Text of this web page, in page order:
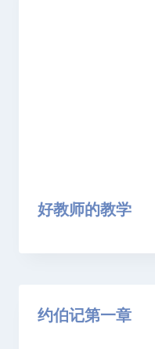
好教师的教学
约伯记第一章